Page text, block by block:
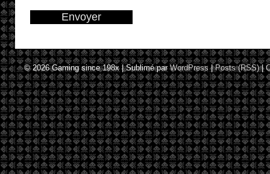
© 2026Gaming since 198x|Sublimé parWordPress |Posts (RSS)|